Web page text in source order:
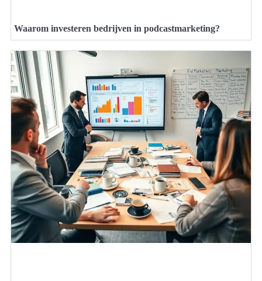
Waarom investeren bedrijven in podcastmarketing?